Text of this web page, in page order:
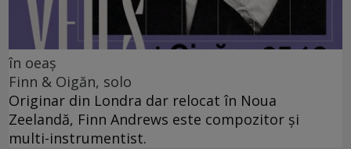
în oeaș
Finn & Oigăn, solo
Originar din Londra dar relocat în Noua
Zeelandă, Finn Andrews este compozitor și
multi-instrumentist.